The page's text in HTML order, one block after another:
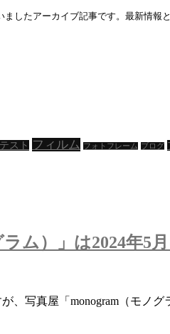
したアーカイブ記事です。最新情報
スト フィルム フォトフレーム ブログ
ム）」は2024年5
、写真屋「monogram（モノ